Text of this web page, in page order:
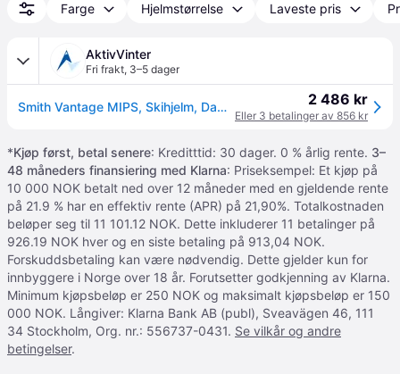
Farge Hjelmstørrelse Laveste pris
AktivVinter
Fri frakt, 3–5 dager
Smith Vantage MIPS, Skihjelm, Dame, Matte Black 2 486 kr
Eller 3 betalinger av 856 kr
*Kjøp først, betal senere: Kreditttid: 30 dager. 0 % årlig rente. 3–
48 måneders finansiering med Klarna: Priseksempel: Et kjøp på
10 000 NOK betalt ned over 12 måneder med en gjeldende rente
på 21.9 % har en effektiv rente (APR) på 21,90%. Totalkostnaden
beløper seg til 11 101.12 NOK. Dette inkluderer 11 betalinger på
926.19 NOK hver og en siste betaling på 913,04 NOK.
Forskuddsbetaling kan være nødvendig. Dette gjelder kun for
innbyggere i Norge over 18 år. Forutsetter godkjenning av Klarna.
Minimum kjøpsbeløp er 250 NOK og maksimalt kjøpsbeløp er 150
000 NOK. Långiver: Klarna Bank AB (publ), Sveavägen 46, 111
34 Stockholm, Org. nr.: 556737-0431. Se vilkår og andre
betingelser.